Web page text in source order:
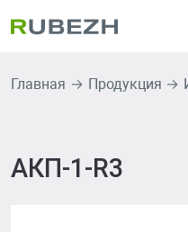
Главная Продукция
АКП-1-R3